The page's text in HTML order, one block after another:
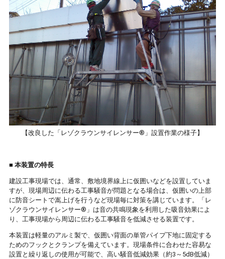
【改良した「レゾクラウンサイレンサー®」設置作業の様子】
■ 本装置の特長
建設工事現場では、通常、敷地境界線上に仮囲いなどを設置していま
すが、現場周辺に伝わる工事騒音が問題となる場合は、仮囲いの上部
に防音シートで嵩上げを行うなど現場毎に対策を講じています。「レ
ゾクラウンサイレンサー®」は音の共鳴現象を利用した吸音効果によ
り、工事現場から周辺に伝わる工事騒音を低減させる装置です。
本装置は軽量のアルミ製で、仮囲い背面の単管パイプ下地に固定する
ためのフックとクランプを備えています。現場条件に合わせた容易な
設置と繰り返しの使用が可能で、高い騒音低減効果（約3～5dB低減）